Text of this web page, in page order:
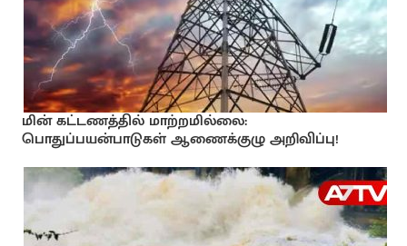
மின் கட்டணத்தில் மாற்றமில்லை:
பொதுப்பயன்பாடுகள் ஆணைக்குழு அறிவிப்பு!